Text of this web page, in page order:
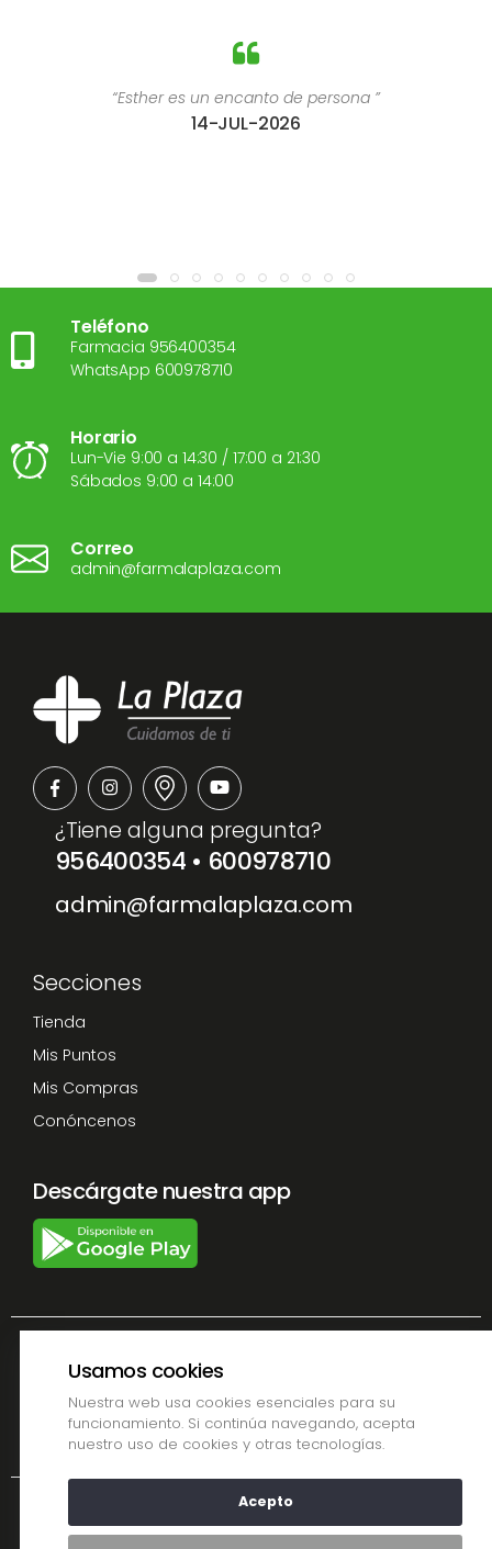
“Esther es un encanto de persona ”
14-JUL-2026
Teléfono
Farmacia 956400354
WhatsApp 600978710
Horario
Lun-Vie 9:00 a 14:30 / 17:00 a 21:30
Sábados 9:00 a 14:00
Correo
admin@farmalaplaza.com
¿Tiene alguna pregunta?
956400354 • 600978710
admin@farmalaplaza.com
Secciones
Tienda
Mis Puntos
Mis Compras
Conóncenos
Descárgate nuestra app
Condiciones de envío
Métodos de pago
Aviso Legal
Política de devoluciones
Copyright © 2026 Farmacia La Plaza Chiclana.
Usamos cookies
Nuestra web usa cookies esenciales para su
funcionamiento. Si continúa navegando, acepta
nuestro uso de cookies y otras tecnologías.
Acepto